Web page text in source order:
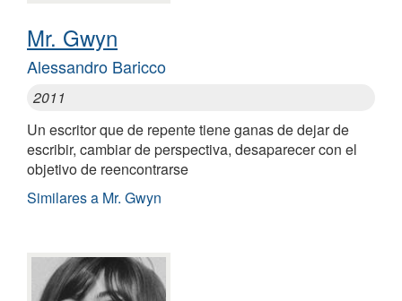
Mr. Gwyn
Alessandro Baricco
2011
Un escritor que de repente tiene ganas de dejar de
escribir, cambiar de perspectiva, desaparecer con el
objetivo de reencontrarse
Similares a Mr. Gwyn